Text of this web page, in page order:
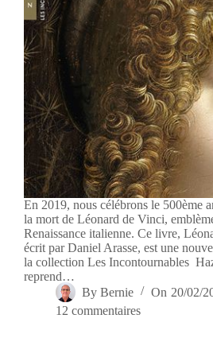
En 2019, nous célébrons le 500ème
la mort de Léonard de Vinci,
Renaissance italienne. Ce livre,
écrit par Daniel Arasse, est une
la collection Les Incontournables
reprend…
By Bernie On 20/02/
12 commentaires